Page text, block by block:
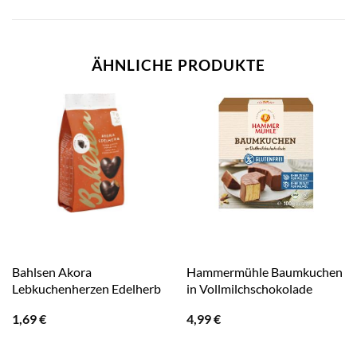
ÄHNLICHE PRODUKTE
Bahlsen Akora
Lebkuchenherzen Edelherb
1,69€
Hammermühle Baumkuchen
in Vollmilchschokolade
4,99€